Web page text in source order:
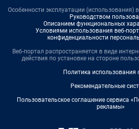
Особенности эксплуатации (использования)
Руководством
Описанием функциональных
Условиями использования веб-
конфиденциальности
Веб-портал распространяется в виде
действия по установке на стороне
Политика использования
Рекомендательные
Пользовательское соглашение сервиса
рекламы»